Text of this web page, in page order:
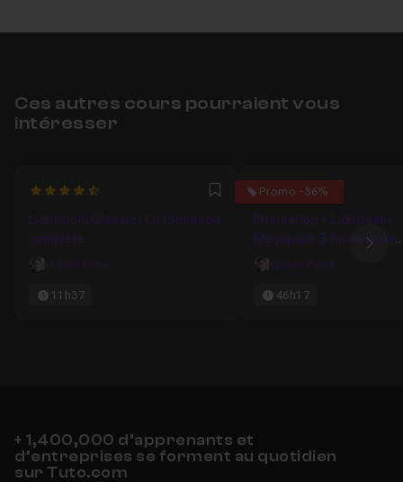
Ces autres cours pourraient vous
intéresser
4.6578947368421 Favori
Lightroom Classic : La formation
complète
Julien Pons
11h37
Promo -36%
5
Photoshop + Lightroom :
Megapack 3 formations
complètes
Julien Pons
46h17
+ 1,400,000 d’apprenants et
d’entreprises se forment au quotidien
sur Tuto.com